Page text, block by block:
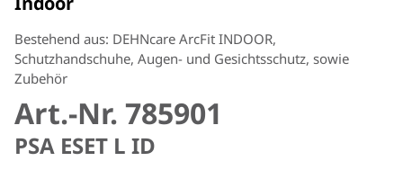
Bestehend aus: DEHNcare ArcFit INDOOR,
Schutzhandschuhe, Augen- und Gesichtsschutz, sowie
Zubehör
Art.-Nr. 785901
PSA ESET L ID